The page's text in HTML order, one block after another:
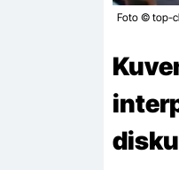
Foto © top-